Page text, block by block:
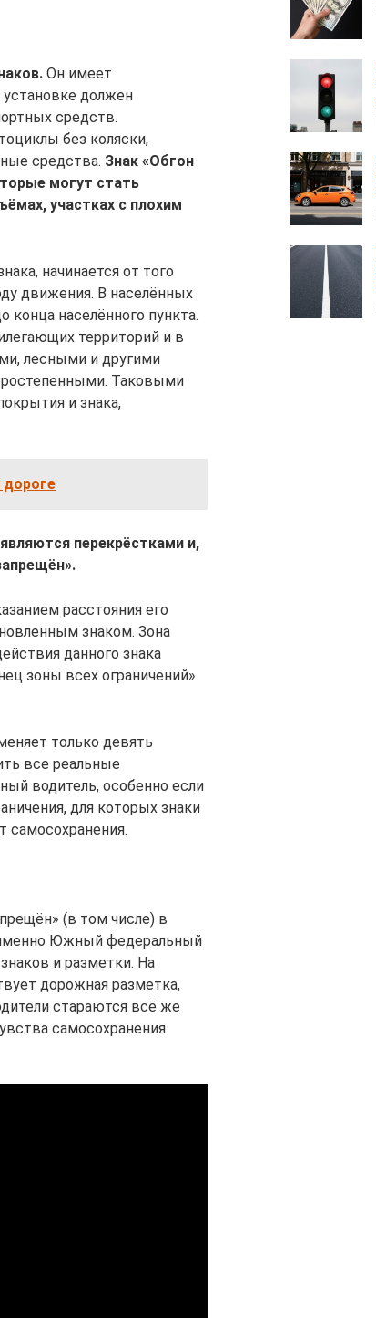
Он имеет
должен
средств.
без коляски,
средства. Знак «Обгон
могут стать
участках с плохим
начинается от того
движения. В населённых
конца населённого пункта.
территорий и в
лесными и другими
Таковыми
и знака,
дороге
перекрёстками и,
расстояния его
знаком. Зона
данного знака
зоны всех ограничений»
только девять
все реальные
водитель, особенно если
для которых знаки
самосохранения.
(в том числе) в
Южный федеральный
и разметки. На
дорожная разметка,
стараются всё же
самосохранения